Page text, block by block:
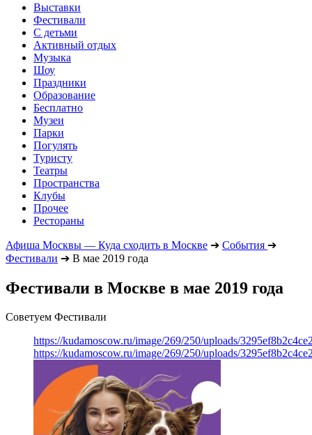
Выставки
Фестивали
С детьми
Активный отдых
Музыка
Шоу
Праздники
Образование
Бесплатно
Музеи
Парки
Погулять
Туристу
Театры
Пространства
Клубы
Прочее
Рестораны
Афиша Москвы — Куда сходить в Москве ➔ События ➔
Фестивали ➔ В мае 2019 года
Фестивали в Москве в мае 2019 года
Советуем Фестивали
https://kudamoscow.ru/image/269/250/uploads/
https://kudamoscow.ru/image/269/250/uploads/